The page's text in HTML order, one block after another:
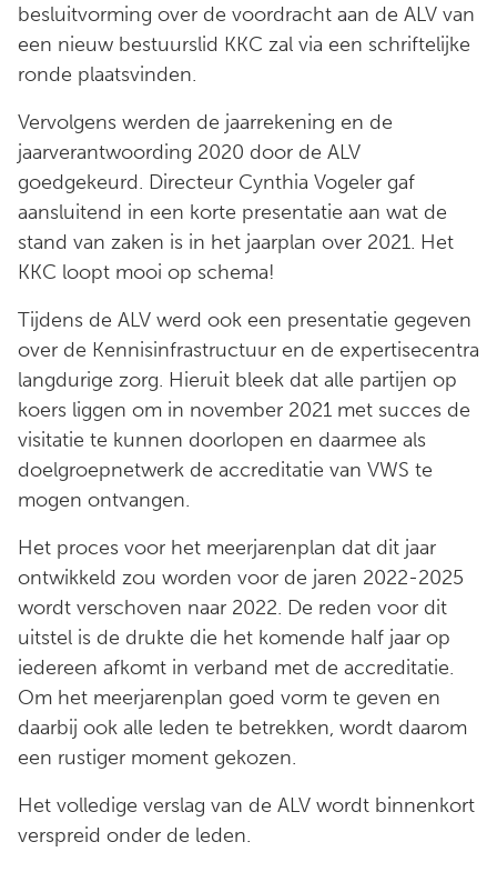
besluitvorming over de voordracht aan de ALV van
een nieuw bestuurslid KKC zal via een schriftelijke
ronde plaatsvinden.
Vervolgens werden de jaarrekening en de
jaarverantwoording 2020 door de ALV
goedgekeurd. Directeur Cynthia Vogeler gaf
aansluitend in een korte presentatie aan wat de
stand van zaken is in het jaarplan over 2021. Het
KKC loopt mooi op schema!
Tijdens de ALV werd ook een presentatie gegeven
over de Kennisinfrastructuur en de expertisecentra
langdurige zorg. Hieruit bleek dat alle partijen op
koers liggen om in november 2021 met succes de
visitatie te kunnen doorlopen en daarmee als
doelgroepnetwerk de accreditatie van VWS te
mogen ontvangen.
Het proces voor het meerjarenplan dat dit jaar
ontwikkeld zou worden voor de jaren 2022-2025
wordt verschoven naar 2022. De reden voor dit
uitstel is de drukte die het komende half jaar op
iedereen afkomt in verband met de accreditatie.
Om het meerjarenplan goed vorm te geven en
daarbij ook alle leden te betrekken, wordt daarom
een rustiger moment gekozen.
Het volledige verslag van de ALV wordt binnenkort
verspreid onder de leden.